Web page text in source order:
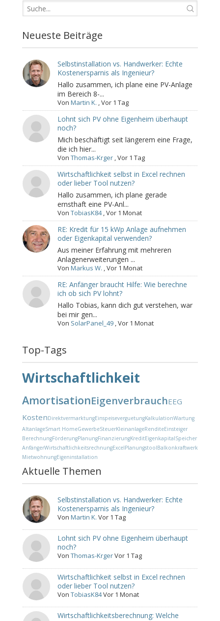
Neueste Beiträge
Selbstinstallation vs. Handwerker: Echte
Kostenersparnis als Ingenieur?
Hallo zusammen, ich plane eine PV-Anlage
im Bereich 8-...
VonMartin K. ,Vor 1 Tag
Lohnt sich PV ohne Eigenheim überhaupt
noch?
Mich beschäftigt seit längerem eine Frage,
die ich hier...
VonThomas-Krger ,Vor 1 Tag
Wirtschaftlichkeit selbst in Excel rechnen
oder lieber Tool nutzen?
Hallo zusammen, ich plane gerade
ernsthaft eine PV-Anl...
VonTobiasK84,Vor 1 Monat
RE: Kredit für 15 kWp Anlage aufnehmen
oder Eigenkapital verwenden?
Aus meiner Erfahrung mit mehreren
Anlagenerweiterungen ...
VonMarkus W. ,Vor 1 Monat
RE: Anfänger braucht Hilfe: Wie berechne
ich ob sich PV lohnt?
Hallo Tobias, kann dich gut verstehen, war
bei mir gen...
Von SolarPanel_49 ,Vor 1 Monat
Top-Tags
Wirtschaftlichkeit
AmortisationEigenverbrauchEEG
KostenDirektvermarktungEinspeiseverguetungKalkulationWartung
AltanlageSmart HomeGewerbeSteuerKleinanlageRenditeEinsteiger
BerechnungFörderungPlanungFinanzierungKreditEigenkapitalSpeicher
AnfängerWirtschaftlichkeitsrechnungExcelPlanungstoolBalkonkraftwerk
MietwohnungEigeninstallation
Aktuelle Themen
Selbstinstallation vs. Handwerker: Echte
Kostenersparnis als Ingenieur?
VonMartin K. Vor 1 Tag
Lohnt sich PV ohne Eigenheim überhaupt
noch?
VonThomas-KrgerVor 1 Tag
Wirtschaftlichkeit selbst in Excel rechnen
oder lieber Tool nutzen?
VonTobiasK84Vor 1 Monat
Wirtschaftlichkeitsberechnung: Welche